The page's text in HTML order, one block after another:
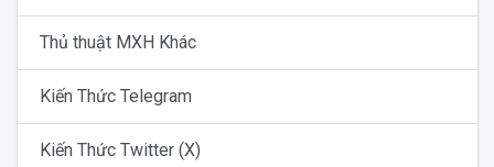
Thủ thuật MXH Khác
Kiến Thức Telegram
Kiến Thức Twitter (X)